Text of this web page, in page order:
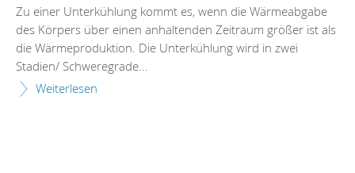
Zu einer Unterkühlung kommt es, wenn die Wärmeabgabe
des Körpers über einen anhaltenden Zeitraum größer ist als
die Wärmeproduktion. Die Unterkühlung wird in zwei
Stadien/ Schweregrade...
Weiterlesen